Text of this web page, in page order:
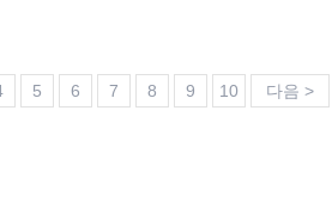
5 6 7 8 9 10 다음 >